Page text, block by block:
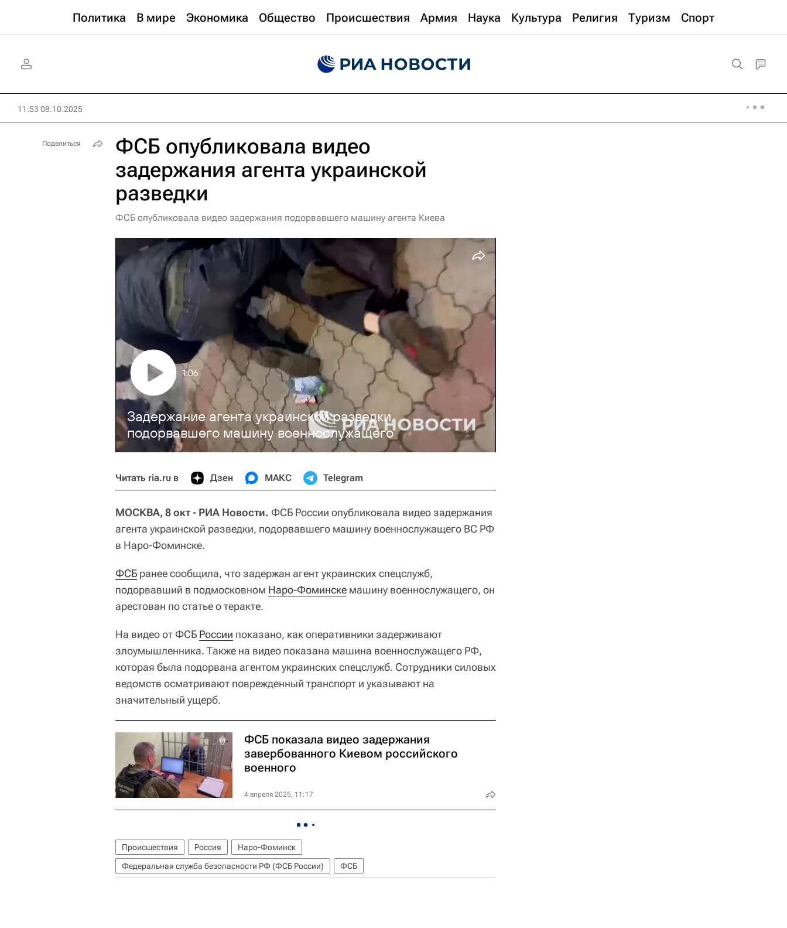
Политика В мире Экономика Общество Происшествия Армия Наука Культура Религия Туризм Спорт
11:53 08.10.2025
ФСБ опубликовала видео
задержания агента украинской
разведки
ФСБ опубликовала видео задержания подорвавшего машину агента Киева
Задержание агента украинской разведки,
подорвавшего машину военнослужащего
1:06
Читать ria.ru в Дзен МАКС Telegram
МОСКВА, 8 окт - РИА Новости. ФСБ России опубликовала видео задержания
агента украинской разведки, подорвавшего машину военнослужащего ВС РФ
в Наро-Фоминске​.
ФСБ ранее сообщила, что задержан агент украинских спецслужб,
подорвавший в подмосковном Наро-Фоминске машину военнослужащего, он
арестован по статье о теракте.
На видео от ФСБ России показано, как оперативники задерживают
злоумышленника. Также на видео показана машина военнослужащего РФ,
которая была подорвана агентом украинских спецслужб. Сотрудники силовых
ведомств осматривают поврежденный транспорт и указывают на
значительный ущерб.
ФСБ показала видео задержания
завербованного Киевом российского
военного
4 апреля 2025, 11:17
Происшествия Россия
Наро-Фоминск
Федеральная служба безопасности РФ (ФСБ России)
ФСБ
Поделиться